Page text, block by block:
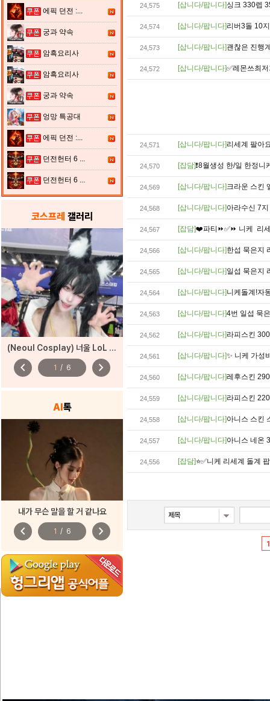
에픽 던전 :...
궁과 약속
암흑요리사
암흑요리사
궁과 약속
엉망 특공대
에픽 던전 :...
던전헌터 6 ...
던전헌터 6 ...
코스프레 갤러리
(Neoul Cosplay) 너울 LoL 아리 코스프레
chevron_left 1 / 6 chevron_right
AI톡
내가 무슨 말을 할 거 같나요
chevron_left 1 / 6 chevron_right
24,575 [삽니다/팝니다]싱크 330렙
24,574 [삽니다/팝니다]리버3돌 10
24,573 [삽니다/팝니다]괜찮은 진행
24,572 [삽니다/팝니다]✅레몬쓰최
24,571 [삽니다/팝니다]리세계 팔아
24,570 [잡담]❗8월생성 한/일 한정니
24,569 [삽니다/팝니다]크라운 스킨
24,568 [삽니다/팝니다]아라수신 7
24,567 [잡담]❤️파티⏩✅⏩ 니케 리
24,566 [삽니다/팝니다]한섭 묵은지
24,565 [삽니다/팝니다]일섭 묵은지
24,564 [삽니다/팝니다]니케돌계!자
24,563 [삽니다/팝니다]4번 일섭 묵
24,562 [삽니다/팝니다]라피스킨
24,561 [삽니다/팝니다]✨ 니케 가성
24,560 [삽니다/팝니다]레후스킨
24,559 [삽니다/팝니다]라피스킨
24,558 [삽니다/팝니다]아니스 스킨
24,557 [삽니다/팝니다]아니스 네온
24,556 [잡담]⭐✅니케 리세계 돌계
1